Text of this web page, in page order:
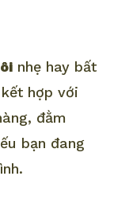
nhẹ hay bất
hợp với
đằm
bạn đang